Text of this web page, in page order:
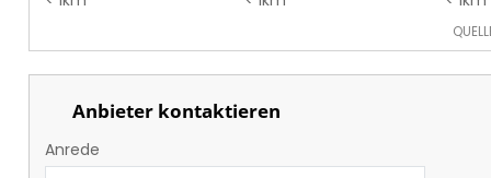
Anbieter kontaktieren
Anrede